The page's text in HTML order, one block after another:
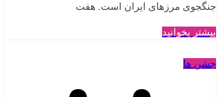
جنگجوی مرزهای ایران است. هفت
بیشتر بخوانید
جشن ها